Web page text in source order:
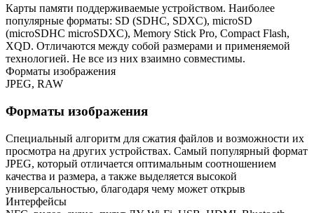
Карты памяти поддерживаемые устройством. Наиболее
популярные форматы: SD (SDHC, SDXC), microSD
(microSDHC microSDXC), Memory Stick Pro, Compact Flash,
XQD. Отличаются между собой размерами и применяемой
технологией. Не все из них взаимно совместимы.
Форматы изображения
JPEG, RAW
Форматы изображения
Специальный алгоритм для сжатия файлов и возможности их
просмотра на других устройствах. Самый популярный формат
JPEG, который отличается оптимальным соотношением
качества и размера, а также выделяется высокой
универсальностью, благодаря чему может открыв
Интерфейсы